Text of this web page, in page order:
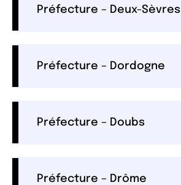
Préfecture – Deux-Sèvres
Préfecture – Dordogne
Préfecture – Doubs
Préfecture – Drôme